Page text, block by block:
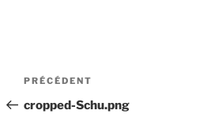
Navigation
de
Article
précédent
PRÉCÉDENT
cropped-Schu.png